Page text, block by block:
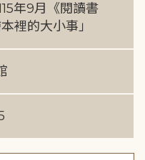
年9月《閱讀書
裡的大小事」